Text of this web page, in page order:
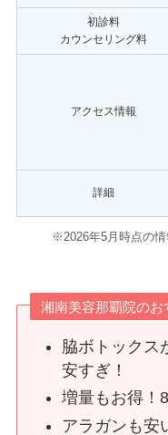
初診料
カウンセリング料
アクセス情報
詳細
※2026年5月時点の
湘南美容那覇院のお
脇ボトックス
安すぎ！
増量もお得！
アラガンも安